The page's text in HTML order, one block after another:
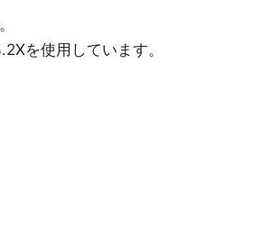
を使用しています。